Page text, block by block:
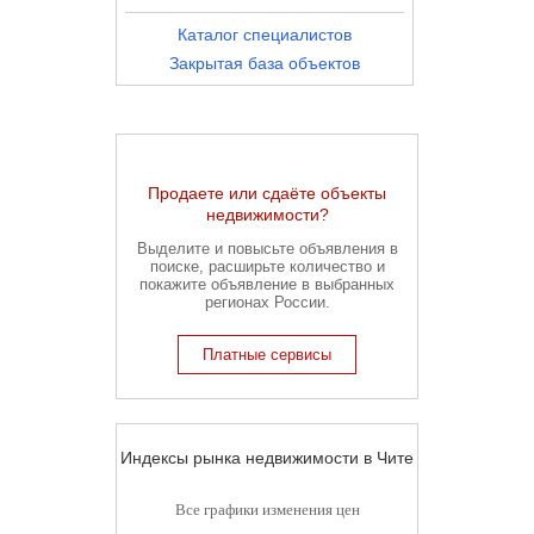
Каталог специалистов
Закрытая база объектов
Продаете или сдаёте объекты
недвижимости?
Выделите и повысьте объявления в
поиске, расширьте количество и
покажите объявление в выбранных
регионах России.
Платные сервисы
Индексы рынка недвижимости в Чите
Все графики изменения цен